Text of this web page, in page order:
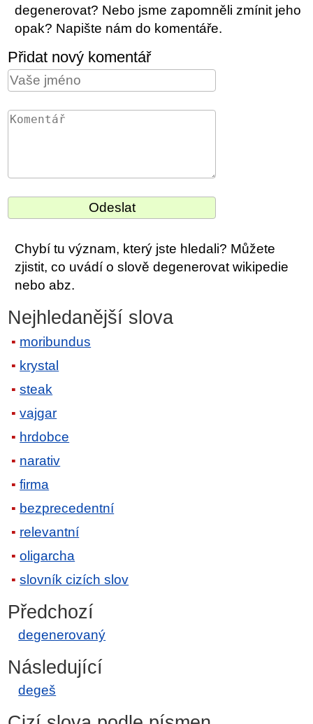
degenerovat? Nebo jsme zapomněli zmínit jeho
opak? Napište nám do komentáře.
Přidat nový komentář
Chybí tu význam, který jste hledali? Můžete
zjistit, co uvádí o slově degenerovat wikipedie
nebo abz.
Nejhledanější slova
moribundus
krystal
steak
vajgar
hrdobce
narativ
firma
bezprecedentní
relevantní
oligarcha
slovník cizích slov
Předchozí
degenerovaný
Následující
degeš